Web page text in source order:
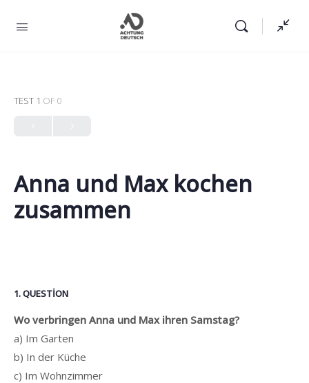
TEST 1 OF 0
Anna und Max kochen
zusammen
1. QUESTION
Wo verbringen Anna und Max ihren Samstag?
a) Im Garten
b) In der Küche
c) Im Wohnzimmer